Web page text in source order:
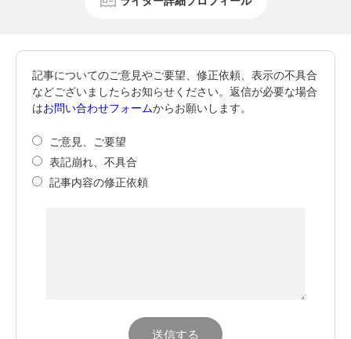
記事についてのご意見やご要望、修正依頼、表示の不具合
などございましたらお知らせください。返信が必要な場合
はお問い合わせフォームからお願いします。
ご意見、ご要望
表記崩れ、不具合
記事内容の修正依頼